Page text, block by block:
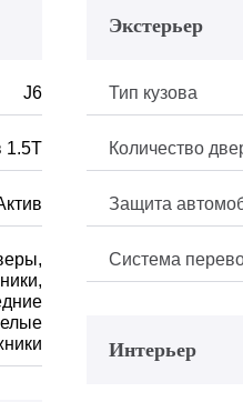
J6
1.5Т
Экстерьер
Тип кузова
Количество
Защита
Система
Интерьер